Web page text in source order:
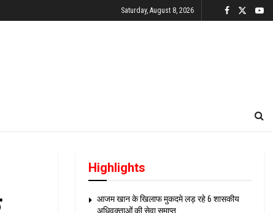
Saturday, August 8, 2026
Highlights
आजम खान के खिलाफ मुकदमे लड़ रहे 6 शासकीय
अधिवक्ताओं की सेवा समाप्त